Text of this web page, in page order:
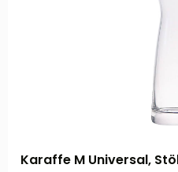
Karaffe M Universal,